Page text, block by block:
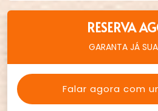
RESERVA
GARANTA JÁ
Falar agora com